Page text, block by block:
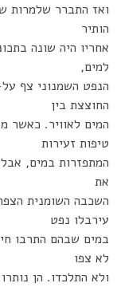
הותיר
אחריו היה שונה
למים,
הנפט השמנוני צף
החוצצת בין
המים לאוויר. כאשר
טיפות זעירות
המתפזרות במים,
את
השכבה השומנית
עירבלו נפט
לא צפו
ולא התלכדו. הן